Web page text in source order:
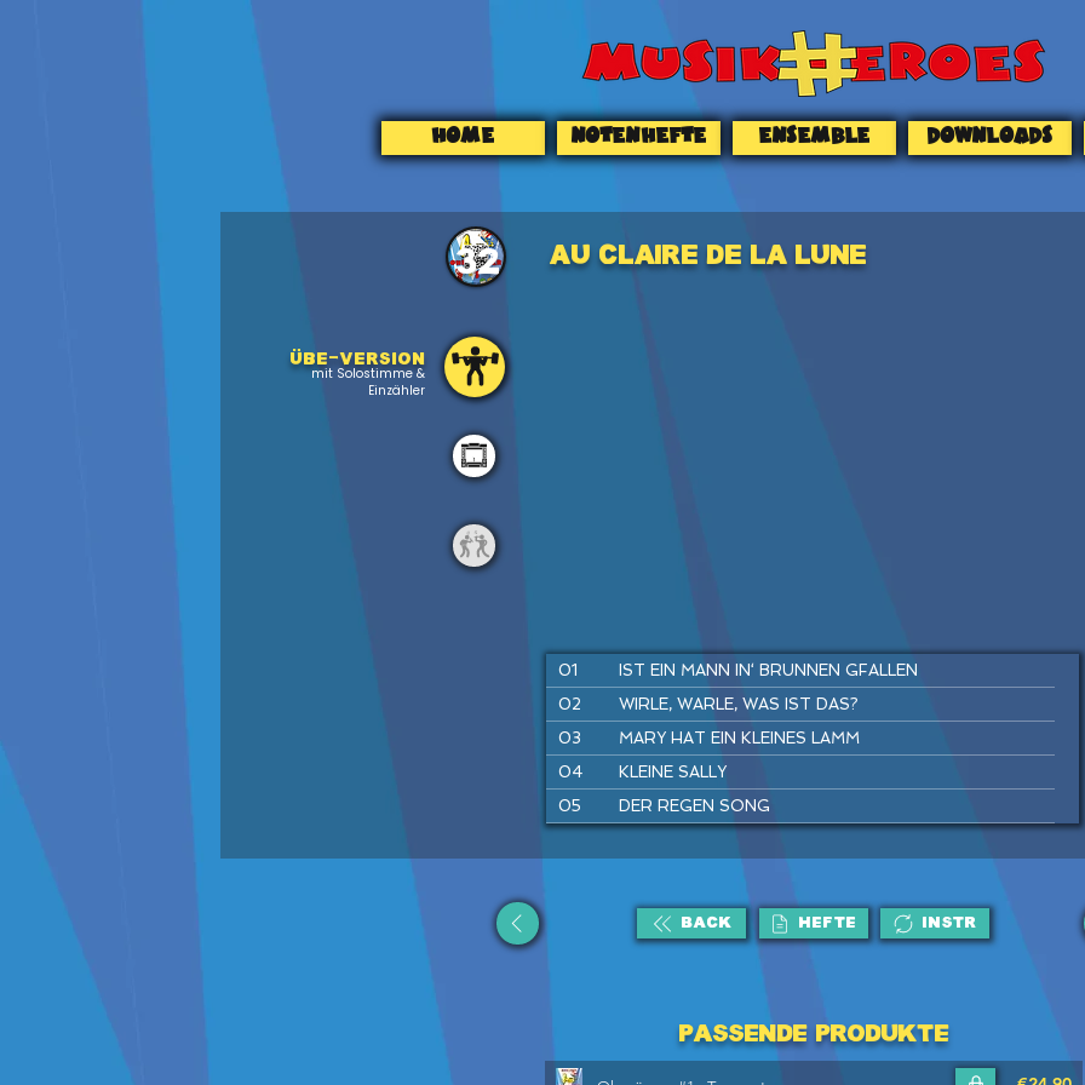
HOME NOTENHEFTE ENSEMBLE DOWNLOADS
32 AU CLAIRE DE LA LUNE
Übe-version
mit Solostimme &
Einzähler
01
IST EIN MANN IN‘ BRUNNEN GFALLEN
02
WIRLE, WARLE, WAS IST DAS?
03
MARY HAT EIN KLEINES LAMM
04
KLEINE SALLY
05
DER REGEN SONG
FLUGHAFEN REGGAE
TRAU DICH RAUS, KLEINE MAUS
DU UND ICH
BACK HEFTE INSTR
Passende Produkte